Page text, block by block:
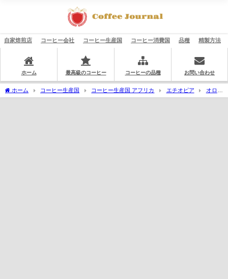
自家焙煎店 コーヒー会社 コーヒー生産国 コーヒー消費国 品種 精製方法
ホーム 最高級のコーヒー コーヒーの品種 お問い合わせ
ホーム コーヒー生産国 コーヒー生産国 アフリカ エチオピア
オロミ
ア州
西アルシ地方